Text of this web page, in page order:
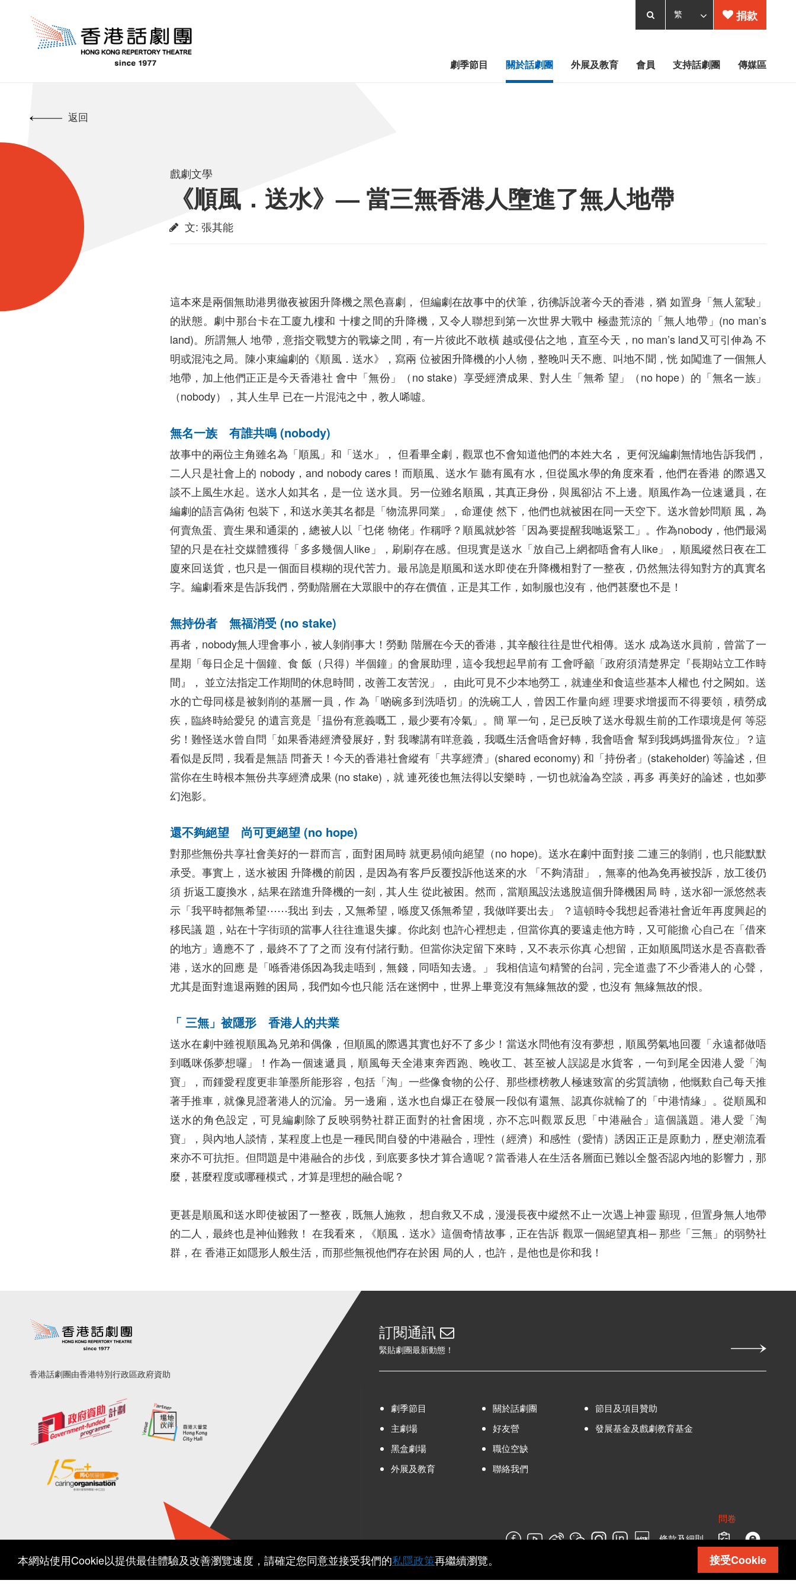
劇季節目 關於話劇團 外展及教育 會員 支持話劇團 傳媒區
捐款
返回
戲劇文學
《順風．送水》— 當三無香港人墮進了無人地帶
文: 張其能
這本來是兩個無助港男徹夜被困升降機之黑色喜劇， 但編劇在故事中的伏筆，彷彿訴說著今天的香港，猶 如置身「無人駕駛」
的狀態。劇中那台卡在工廈九樓和 十樓之間的升降機，又令人聯想到第一次世界大戰中 極盡荒涼的「無人地帶」(no man’s
land)。所謂無人 地帶，意指交戰雙方的戰壕之間，有一片彼此不敢橫 越或侵佔之地，直至今天，no man’s land又可引伸為 不
明或混沌之局。陳小東編劇的《順風．送水》，寫兩 位被困升降機的小人物，整晚叫天不應、叫地不聞，恍 如闖進了一個無人
地帶，加上他們正正是今天香港社 會中「無份」（no stake）享受經濟成果、對人生「無希 望」（no hope）的「無名一族」
（nobody），其人生早 已在一片混沌之中，教人唏噓。
無名一族 有誰共鳴 (nobody)
故事中的兩位主角雖名為「順風」和「送水」， 但看畢全劇，觀眾也不會知道他們的本姓大名， 更何況編劇無情地告訴我們，
二人只是社會上的 nobody，and nobody cares！而順風、送水乍 聽有風有水，但從風水學的角度來看，他們在香港 的際遇又
談不上風生水起。送水人如其名，是一位 送水員。另一位雖名順風，其真正身份，與風卻沾 不上邊。順風作為一位速遞員，在
編劇的語言偽術 包裝下，和送水美其名都是「物流界同業」，命運使 然下，他們也就被困在同一天空下。送水曾妙問順 風，為
何賣魚蛋、賣生果和通渠的，總被人以「乜佬 物佬」作稱呼？順風就妙答「因為要提醒我哋返緊工」。作為nobody，他們最渴
望的只是在社交媒體獲得「多多幾個人like」，刷刷存在感。但現實是送水「放自己上網都唔會有人like」，順風縱然日夜在工
廈來回送貨，也只是一個面目模糊的現代苦力。最吊詭是順風和送水即使在升降機相對了一整夜，仍然無法得知對方的真實名
字。編劇看來是告訴我們，勞動階層在大眾眼中的存在價值，正是其工作，如制服也沒有，他們甚麼也不是！
無持份者 無福消受 (no stake)
再者，nobody無人理會事小，被人剝削事大！勞動 階層在今天的香港，其辛酸往往是世代相傳。送水 成為送水員前，曾當了一
星期「每日企足十個鐘、食 飯（只得）半個鐘」的會展助理，這令我想起早前有 工會呼籲「政府須清楚界定『長期站立工作時
間』， 並立法指定工作期間的休息時間，改善工友苦況」， 由此可見不少本地勞工，就連坐和食這些基本人權也 付之闕如。送
水的亡母同樣是被剝削的基層一員，作 為「啲碗多到洗唔切」的洗碗工人，曾因工作量向經 理要求增援而不得要領，積勞成
疾，臨終時給愛兒 的遺言竟是「揾份有意義嘅工，最少要有冷氣」。簡 單一句，足已反映了送水母親生前的工作環境是何 等惡
劣！難怪送水曾自問「如果香港經濟發展好，對 我嚟講有咩意義，我嘅生活會唔會好轉，我會唔會 幫到我媽媽搵骨灰位」？這
看似是反問，我看是無語 問蒼天！今天的香港社會縱有「共享經濟」(shared economy) 和「持份者」(stakeholder) 等論述，但
當你在生時根本無份共享經濟成果 (no stake)，就 連死後也無法得以安樂時，一切也就淪為空談，再多 再美好的論述，也如夢
幻泡影。
還不夠絕望 尚可更絕望 (no hope)
對那些無份共享社會美好的一群而言，面對困局時 就更易傾向絕望（no hope)。送水在劇中面對接 二連三的剝削，也只能默默
承受。事實上，送水被困 升降機的前因，是因為有客戶反覆投訴他送來的水 「不夠清甜」，無辜的他為免再被投訴，放工後仍
須 折返工廈換水，結果在踏進升降機的一刻，其人生 從此被困。然而，當順風設法逃脫這個升降機困局 時，送水卻一派悠然表
示「我平時都無希望⋯⋯我出 到去，又無希望，喺度又係無希望，我做咩要出去」 ？這頓時令我想起香港社會近年再度興起的
移民議 題，站在十字街頭的當事人往往進退失據。你此刻 也許心裡想走，但當你真的要遠走他方時，又可能擔 心自己在「借來
的地方」適應不了，最終不了了之而 沒有付諸行動。但當你決定留下來時，又不表示你真 心想留，正如順風問送水是否喜歡香
港，送水的回應 是「喺香港係因為我走唔到，無錢，同唔知去邊。」 我相信這句精警的台詞，完全道盡了不少香港人的 心聲，
尤其是面對進退兩難的困局，我們如今也只能 活在迷惘中，世界上畢竟沒有無緣無故的愛，也沒有 無緣無故的恨。
「 三無」被隱形 香港人的共業
送水在劇中雖視順風為兄弟和偶像，但順風的際遇其實也好不了多少！當送水問他有沒有夢想，順風勞氣地回覆「永遠都做唔
到嘅咪係夢想囉」！作為一個速遞員，順風每天全港東奔西跑、晚收工、甚至被人誤認是水貨客，一句到尾全因港人愛「淘
寶」，而鍾愛程度更非筆墨所能形容，包括「淘」一些像食物的公仔、那些標榜教人極速致富的劣質讀物，他慨歎自己每天推
著手推車，就像見證著港人的沉淪。另一邊廂，送水也自爆正在發展一段似有還無、認真你就輸了的「中港情緣」。從順風和
送水的角色設定，可見編劇除了反映弱勢社群正面對的社會困境，亦不忘叫觀眾反思「中港融合」這個議題。港人愛「淘
寶」，與內地人談情，某程度上也是一種民間自發的中港融合，理性（經濟）和感性（愛情）誘因正正是原動力，歷史潮流看
來亦不可抗拒。但問題是中港融合的步伐，到底要多快才算合適呢？當香港人在生活各層面已難以全盤否認內地的影響力，那
麼，甚麼程度或哪種模式，才算是理想的融合呢？
更甚是順風和送水即使被困了一整夜，既無人施救， 想自救又不成，漫漫長夜中縱然不止一次遇上神靈 顯現，但置身無人地帶
的二人，最終也是神仙難救！ 在我看來，《順風．送水》這個奇情故事，正在告訴 觀眾一個絕望真相─ 那些「三無」的弱勢社
群，在 香港正如隱形人般生活，而那些無視他們存在於困 局的人，也許，是他也是你和我！
香港話劇團由香港特別行政區政府資助
訂閱通訊
緊貼劇團最新動態！
劇季節目
主劇場
黑盒劇場
外展及教育
關於話劇團
好友營
職位空缺
聯絡我們
節目及項目贊助
發展基金及戲劇教育基金
條款及細則
問卷
本網站使用Cookie以提供最佳體驗及改善瀏覽速度，請確定您同意並接受我們的私隱政策再繼續瀏覽。 接受Cookie